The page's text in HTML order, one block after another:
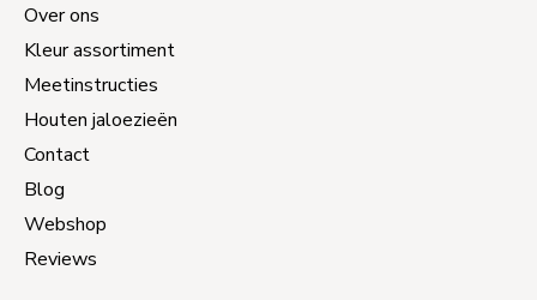
Over ons
Kleur assortiment
Meetinstructies
Houten jaloezieën
Contact
Blog
Webshop
Reviews